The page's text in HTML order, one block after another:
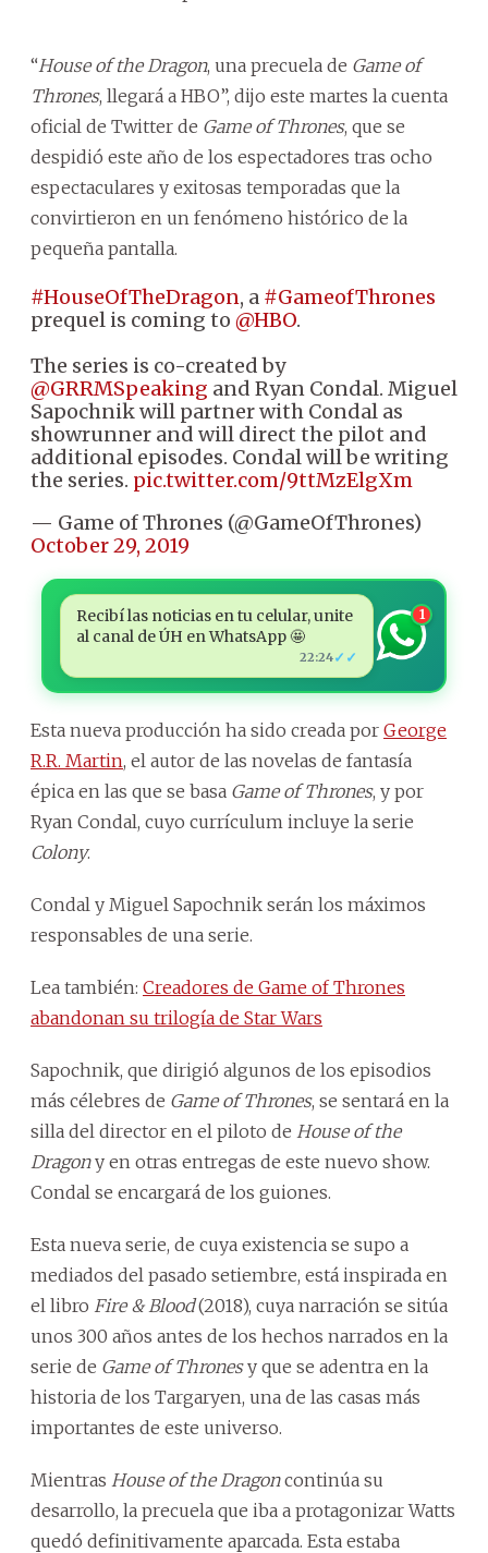
“House of the Dragon, una precuela de Game of
Thrones, llegará a HBO”, dijo este martes la cuenta
oficial de Twitter de Game of Thrones, que se
despidió este año de los espectadores tras ocho
espectaculares y exitosas temporadas que la
convirtieron en un fenómeno histórico de la
pequeña pantalla.
#HouseOfTheDragon, a #GameofThrones
prequel is coming to @HBO.
The series is co-created by
@GRRMSpeaking and Ryan Condal. Miguel
Sapochnik will partner with Condal as
showrunner and will direct the pilot and
additional episodes. Condal will be writing
the series. pic.twitter.com/9ttMzElgXm
— Game of Thrones (@GameOfThrones)
October 29, 2019
Recibí las noticias en tu celular, unite
al canal de ÚH en WhatsApp 🤩
22:24✓✓
1
Esta nueva producción ha sido creada por George
R.R. Martin, el autor de las novelas de fantasía
épica en las que se basa Game of Thrones, y por
Ryan Condal, cuyo currículum incluye la serie
Colony.
Condal y Miguel Sapochnik serán los máximos
responsables de una serie.
Lea también: Creadores de Game of Thrones
abandonan su trilogía de Star Wars
Sapochnik, que dirigió algunos de los episodios
más célebres de Game of Thrones, se sentará en la
silla del director en el piloto de House of the
Dragony en otras entregas de este nuevo show.
Condal se encargará de los guiones.
Esta nueva serie, de cuya existencia se supo a
mediados del pasado setiembre, está inspirada en
el libro Fire & Blood(2018), cuya narración se sitúa
unos 300 años antes de los hechos narrados en la
serie de Game of Thronesy que se adentra en la
historia de los Targaryen, una de las casas más
importantes de este universo.
Mientras House of the Dragoncontinúa su
desarrollo, la precuela que iba a protagonizar Watts
quedó definitivamente aparcada. Esta estaba